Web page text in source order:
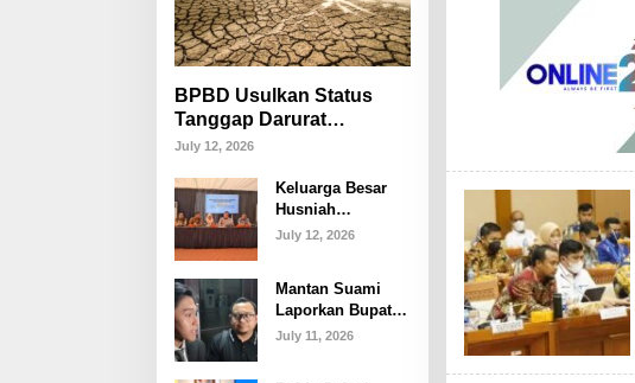
BPBD Usulkan Status
Tanggap Darurat
Kekeringan di Makassar,
Mulai Krisis Air Bersih
July 12, 2026
Keluarga Besar
Husniah
Talenrang
Polemik dan
Proses Hukum
July 12, 2026
Mantan Suami
Laporkan Bupati
Gowa ke Polda
July 11, 2026